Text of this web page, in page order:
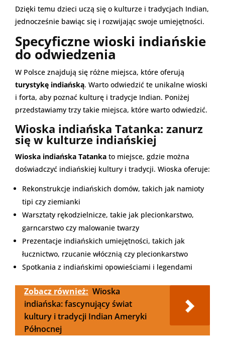
Dzięki temu dzieci uczą się o kulturze i tradycjach Indian,
jednocześnie bawiąc się i rozwijając swoje umiejętności.
Specyficzne wioski indiańskie
do odwiedzenia
W Polsce znajdują się różne miejsca, które oferują
turystykę indiańską. Warto odwiedzić te unikalne wioski
i forta, aby poznać kulturę i tradycje Indian. Poniżej
przedstawiamy trzy takie miejsca, które warto odwiedzić.
Wioska indiańska Tatanka: zanurz
się w kulturze indiańskiej
Wioska indiańska Tatanka to miejsce, gdzie można
doświadczyć indiańskiej kultury i tradycji. Wioska oferuje:
Rekonstrukcje indiańskich domów, takich jak namioty
tipi czy ziemianki
Warsztaty rękodzielnicze, takie jak plecionkarstwo,
garncarstwo czy malowanie twarzy
Prezentacje indiańskich umiejętności, takich jak
łucznictwo, rzucanie włócznią czy plecionkarstwo
Spotkania z indiańskimi opowieściami i legendami
Zobacz również: Wioska
indiańska: fascynujący świat
kultury i tradycji Indian Ameryki
Północnej